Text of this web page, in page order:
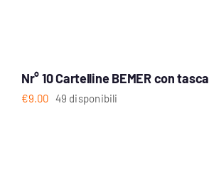
Nr° 10 Cartelline BEMER con tasca
€9.00 49 disponibili